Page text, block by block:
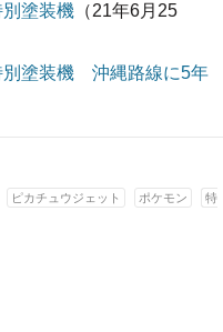
塗装機 （21年6月25
別塗装機 沖縄路線に5年
ピカチュウジェット ポケモン 特